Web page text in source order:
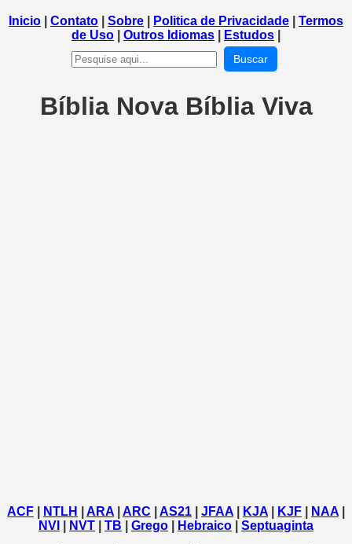
Inicio Contato Sobre Politica de Privacidade
Termos
de Uso
Outros Idiomas Estudos
Buscar
Bíblia Nova Bíblia Viva
ACF NTLH ARA ARC AS21 JFAA KJA KJF NAA
NVI
NVT TB Grego Hebraico
Septuaginta